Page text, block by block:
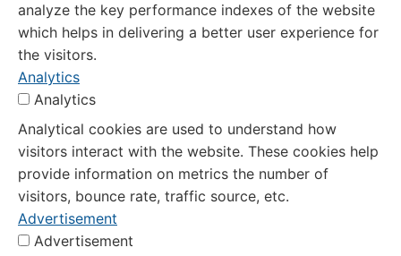
analyze the key performance indexes of the website
which helps in delivering a better user experience for
the visitors.
Analytics
Analytics
Analytical cookies are used to understand how
visitors interact with the website. These cookies help
provide information on metrics the number of
visitors, bounce rate, traffic source, etc.
Advertisement
Advertisement